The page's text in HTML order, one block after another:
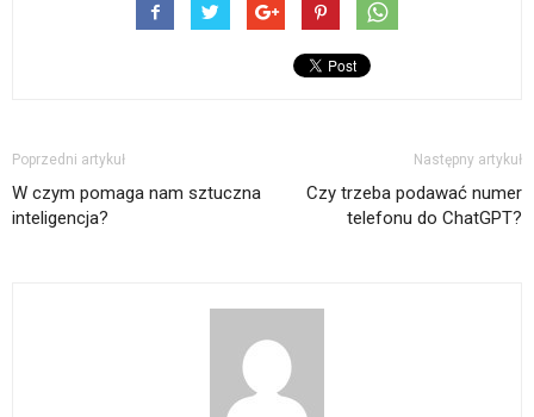
Poprzedni artykuł
W czym pomaga nam sztuczna
inteligencja?
Następny artykuł
Czy trzeba podawać numer
telefonu do ChatGPT?